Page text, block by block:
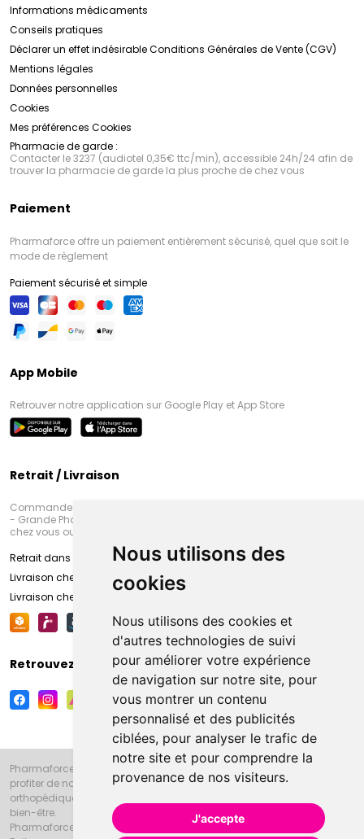
Nous utilisons des
cookies
Nous utilisons des cookies et
d'autres technologies de suivi
pour améliorer votre expérience
de navigation sur notre site, pour
vous montrer un contenu
personnalisé et des publicités
ciblées, pour analyser le trafic de
notre site et pour comprendre la
provenance de nos visiteurs.
J'accepte
Informations médicaments
Conseils pratiques
Déclarer un effet indésirableConditions Générales de Vente (CGV)
Mentions légales
Données personnelles
Cookies
Mes préférences Cookies
Pharmacie de garde :
Contacter le 3237 (audiotel 0,35€ ttc/min), accessible 24h/24 afin de
trouver la pharmacie de garde la plus proche de chez vous
Paiement
Pharmaforce offre un paiement entièrement sécurisé, quel que soit le
mode de règlement
Paiement sécurisé et simple
App Mobile
Retrouver notre application sur Google Play et App Store
Retrait / Livraison
Commandez en ligne et venez chercher votre commande à Amiens
- Grande Pharmacie d’Amiens (Fachon) ou recevez-là rapidement
chez vous ou en point retrait
Retrait dans la pharmacie d’Amiens
Livraison chez vous
Livraison chez votre commerçant
Retrouvez-nous sur vos réseaux sociaux
Pharmaforce.fr et la Grande Pharmacie d’Amiens vous souhaitent de
profiter de notre accueil, de nos conseils pharmaceutiques,
orthopédiques, homéopathiques, parapharmaceutiques, beauté et
bien-être.
Pharmaforce.fr est le site internet de la Grande Pharmacie d’Amiens.